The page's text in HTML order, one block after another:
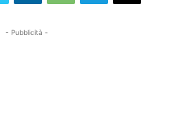
- Pubblicità -